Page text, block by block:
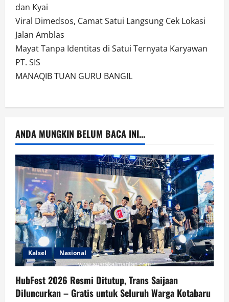
dan Kyai
Viral Dimedsos, Camat Satui Langsung Cek Lokasi
Jalan Amblas
Mayat Tanpa Identitas di Satui Ternyata Karyawan
PT. SIS
MANAQIB TUAN GURU BANGIL
ANDA MUNGKIN BELUM BACA INI...
Kalsel Nasional
HubFest 2026 Resmi Ditutup, Trans Saijaan
Diluncurkan – Gratis untuk Seluruh Warga Kotabaru